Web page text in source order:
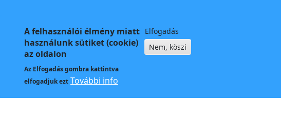
A felhasználói élmény miatt
használunk sütiket (cookie)
az oldalon
Az Elfogadásgombra kattintva
elfogadjuk ezt További info
Elfogadás
Nem, köszi